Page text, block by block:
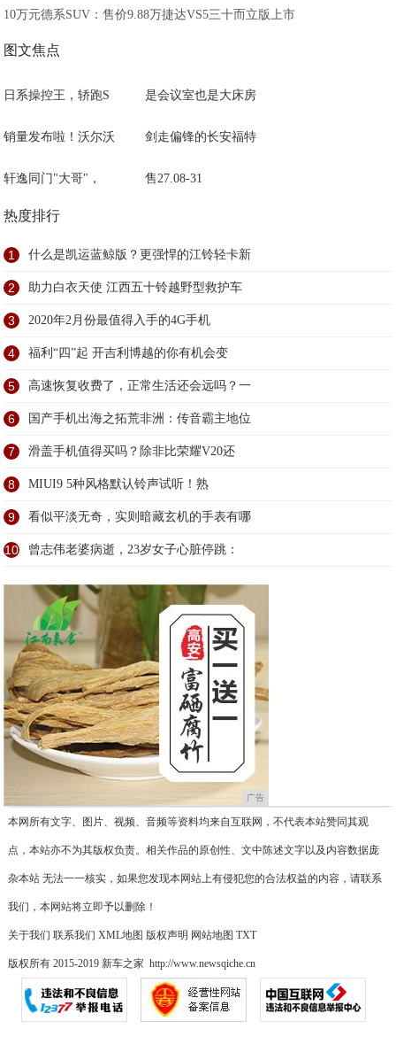
10万元德系SUV：售价9.88万捷达VS5三十而立版上市
图文焦点
日系操控王，轿跑S 是会议室也是大床房
销量发布啦！沃尔沃 剑走偏锋的长安福特
轩逸同门"大哥"， 售27.08-31
热度排行
1 什么是凯运蓝鲸版？更强悍的江铃轻卡新
2 助力白衣天使 江西五十铃越野型救护车
3 2020年2月份最值得入手的4G手机
4 福利“四”起 开吉利博越的你有机会变
5 高速恢复收费了，正常生活还会远吗？一
6 国产手机出海之拓荒非洲：传音霸主地位
7 滑盖手机值得买吗？除非比荣耀V20还
8 MIUI9 5种风格默认铃声试听！熟
9 看似平淡无奇，实则暗藏玄机的手表有哪
10 曾志伟老婆病逝，23岁女子心脏停跳：
广告
本网所有文字、图片、视频、音频等资料均来自互联网，不代表本站赞同其观
点，本站亦不为其版权负责。相关作品的原创性、文中陈述文字以及内容数据庞
杂本站 无法一一核实，如果您发现本网站上有侵犯您的合法权益的内容，请联系
我们，本网站将立即予以删除！
关于我们 联系我们 XML地图 版权声明 网站地图 TXT
版权所有 2015-2019 新车之家 http://www.newsqiche.cn